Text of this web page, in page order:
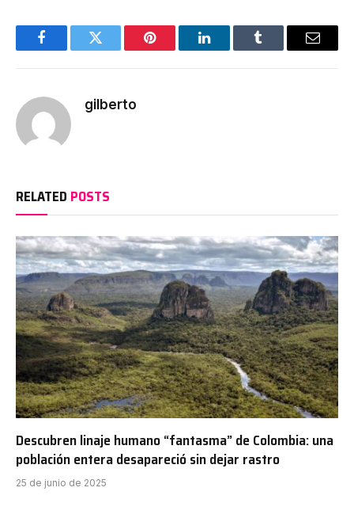
FacebookTwitter Pinterest LinkedInTumblr Email
gilberto
RELATED POSTS
Descubren linaje humano “fantasma” de Colombia: una
población entera desapareció sin dejar rastro
25 de junio de 2025